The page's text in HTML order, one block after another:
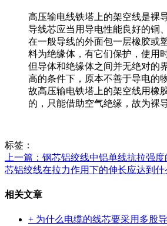
高压输电线铁塔上的架空线是裸
导线芯应当用导电性能良好的铜
在一般导线的外面包一层橡胶或
料为绝缘体，有它们保护，使用
但导体和绝缘体之间并无绝对的
高的条件下，原本不善于导电的
故高压输电铁塔上的架空线用橡
的，只能借助空气绝缘，故为裸导
标签：
上一篇：钢芯铝绞线中铝单线抗拉强度
芯铝绞线在拉力作用下的伸长应达到什
相关文章
+ 为什么电缆的线芯要采用多股